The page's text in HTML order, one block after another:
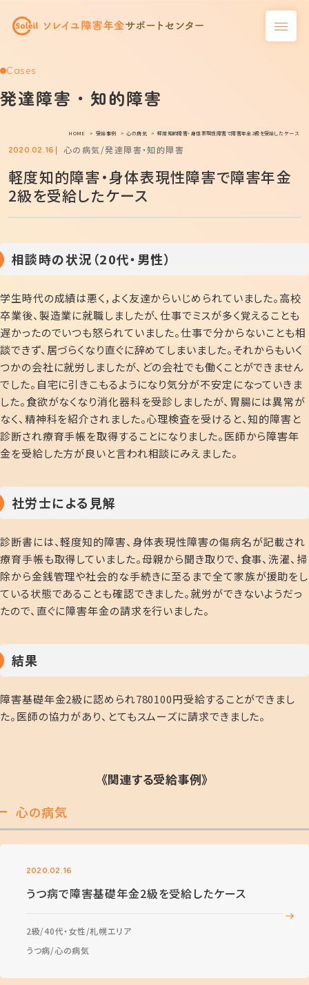
Cases
発達障害・知的障害
HOME 受給事例 心の病気 軽度知的障害・身体表現性障害で障害年金2級を受給したケース
2020.02.16 心の病気 発達障害・知的障害
軽度知的障害・身体表現性障害で障害年金
2級を受給したケース
相談時の状況（20代・男性）
学生時代の成績は悪く，よく友達からいじめられていました。高校
卒業後、製造業に就職しましたが、仕事でミスが多く覚えることも
遅かったのでいつも怒られていました。仕事で分からないことも相
談できず、居づらくなり直ぐに辞めてしまいました。それからもいく
つかの会社に就労しましたが、どの会社でも働くことができません
でした。自宅に引きこもるようになり気分が不安定になっていきま
した。食欲がなくなり消化器科を受診しましたが、胃腸には異常が
なく、精神科を紹介されました。心理検査を受けると、知的障害と
診断され療育手帳を取得することになりました。医師から障害年
金を受給した方が良いと言われ相談にみえました。
社労士による見解
診断書には、軽度知的障害、身体表現性障害の傷病名が記載され
療育手帳も取得していました。母親から聞き取りで、食事、洗濯、掃
除から金銭管理や社会的な手続きに至るまで全て家族が援助をし
ている状態であることも確認できました。就労ができないようだっ
たので、直ぐに障害年金の請求を行いました。
結果
障害基礎年金2級に認められ780100円受給することができまし
た。医師の協力があり、とてもスムーズに請求できました。
《関連する受給事例》
心の病気
2020.02.16
うつ病で障害基礎年金2級を受給したケース
2級 40代・女性 札幌エリア
うつ病 心の病気